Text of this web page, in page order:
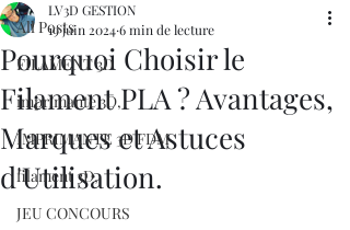
All Posts
FILAMENT 3D
imprimante 3D,
IMPRIMANTE 3D FDM
filament 3D,
JEU CONCOURS
Pourquoi Choisir le
Filament PLA ? Avantages,
Marques et Astuces
d'Utilisation.
LV3D GESTION
19 juin 20246 min de lecture